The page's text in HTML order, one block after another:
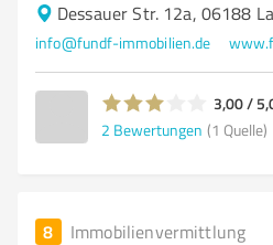
Dessauer Str. 12a, 06188
info@fundf-immobilien.de
3,00 /
2 Bewertungen (1 Quelle)
8 Immobilienvermittlung